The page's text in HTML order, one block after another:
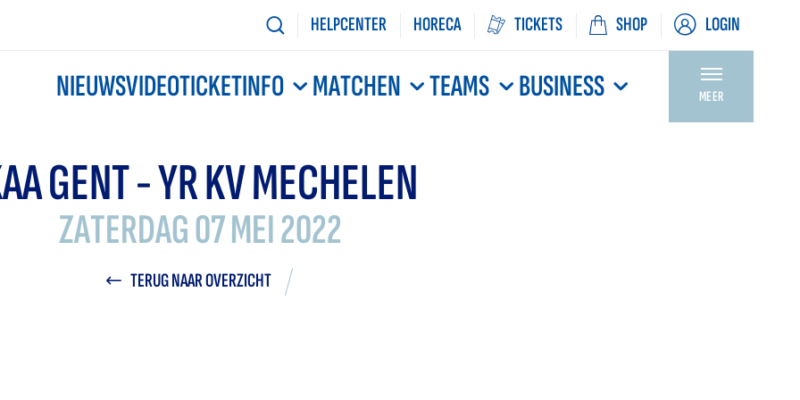
HELPCENTER HORECA TICKETS SHOP LOGIN
NIEUWSVIDEOTICKETINFO MATCHEN TEAMS BUSINESS MEER
GENT - YR KV MECHELEN
ZATERDAG 07 MEI 2022
TERUG NAAR OVERZICHT